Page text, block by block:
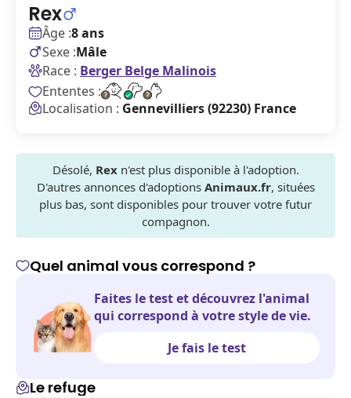
Rex
Âge :8 ans
Sexe :Mâle
Race : Berger Belge Malinois
Ententes :
Localisation : Gennevilliers (92230) France
Désolé, Rexn'est plus disponible à l'adoption.
D'autres annonces d'adoptions Animaux.fr, situées
plus bas, sont disponibles pour trouver votre futur
compagnon.
Quel animal vous correspond ?
Faites le test et découvrez l'animal
qui correspond à votre style de vie.
Je fais le test
Le refuge